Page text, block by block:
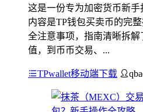
这是一份专为加密货币新
内容是TP钱包买卖币的完
全注意事项，指南清晰拆
值，到币币交易、...
TPwallet移动端下载